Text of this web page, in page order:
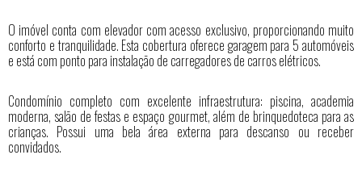
O imóvel conta com elevador com acesso exclusivo, proporcionando muito
conforto e tranquilidade. Esta cobertura oferece garagem para 5 automóveis
e está com ponto para instalação de carregadores de carros elétricos.
Condomínio completo com excelente infraestrutura: piscina, academia
moderna, salão de festas e espaço gourmet, além de brinquedoteca para as
crianças. Possui uma bela área externa para descanso ou receber
convidados.